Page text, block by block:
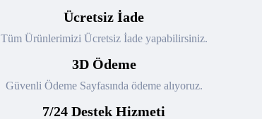
Ücretsiz İade
Tüm Ürünlerimizi Ücretsiz İade yapabilirsiniz.
3D Ödeme
Güvenli Ödeme Sayfasında ödeme alıyoruz.
7/24 Destek Hizmeti